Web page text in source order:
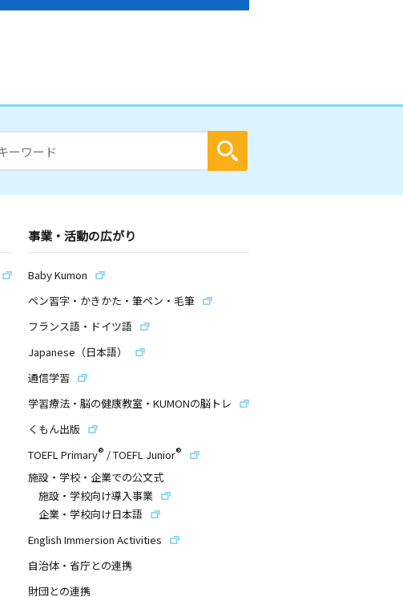
事業・活動の広がり
Baby Kumon
ペン習字・かきかた・筆ペン・毛筆
フランス語・ドイツ語
Japanese（日本語）
通信学習
学習療法・脳の健康教室・KUMONの脳トレ
くもん出版
TOEFL Primary® /TOEFL Junior®
施設・学校・企業での公文式
施設・学校向け導入事業
企業・学校向け日本語
English Immersion Activities
自治体・省庁との連携
財団との連携